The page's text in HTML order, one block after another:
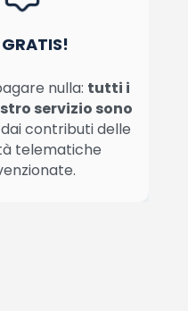
nulla: tutti i
servizio sono
dai contributi delle
telematiche